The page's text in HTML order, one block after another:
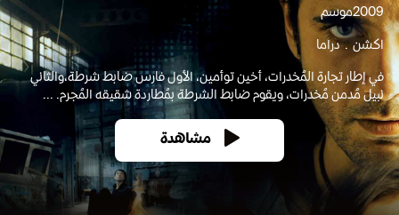
2009موسم
اكشن دراما
في إطار تجارة المُخدرات، أخين توأمين، الأول فارس ضابط شرطة،والثاني
نبيل مُدمن مُخدرات، ويقوم ضابط الشرطة بمُطاردة شقيقه المُجرم. ...
مشاهدة